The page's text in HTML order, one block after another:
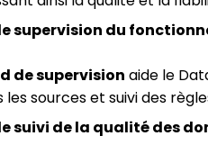
supervision du
de supervision aide le
les sources et suivi des
suivi de la qualité des